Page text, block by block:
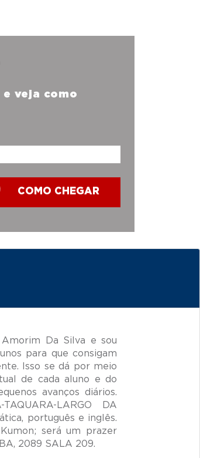
veja como
COMO CHEGAR
Da Silva e sou
para que consigam
Isso se dá por meio
de cada aluno e do
avanços diários.
LARGO DA
português e inglês.
será um prazer